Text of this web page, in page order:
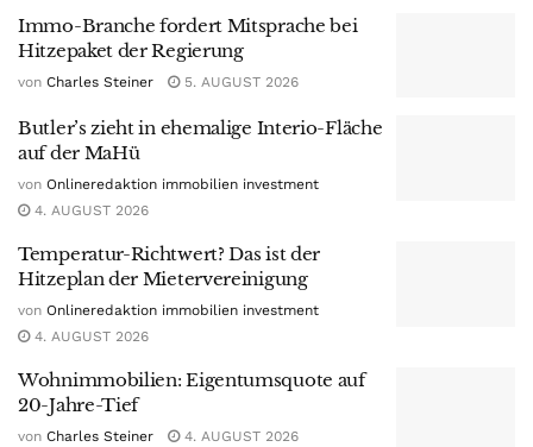
Immo-Branche fordert Mitsprache bei
Hitzepaket der Regierung
von Charles Steiner 5. AUGUST 2026
Butler’s zieht in ehemalige Interio-Fläche
auf der MaHü
von Onlineredaktion immobilien investment
4. AUGUST 2026
Temperatur-Richtwert? Das ist der
Hitzeplan der Mietervereinigung
von Onlineredaktion immobilien investment
4. AUGUST 2026
Wohnimmobilien: Eigentumsquote auf
20-Jahre-Tief
von Charles Steiner 4. AUGUST 2026